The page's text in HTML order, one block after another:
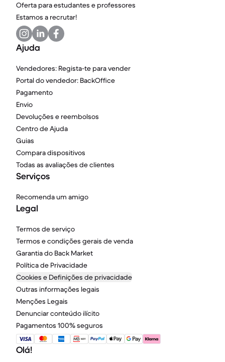
Oferta para estudantes e professores
Estamos a recrutar!
Ajuda
Vendedores: Regista-te para vender
Portal do vendedor: BackOffice
Pagamento
Envio
Devoluções e reembolsos
Centro de Ajuda
Guias
Compara dispositivos
Todas as avaliações de clientes
Serviços
Recomenda um amigo
Legal
Termos de serviço
Termos e condições gerais de venda
Garantia do Back Market
Política de Privacidade
Cookies e Definições de privacidade
Outras informações legais
Menções Legais
Denunciar conteúdo ilícito
Pagamentos 100% seguros
Olá!